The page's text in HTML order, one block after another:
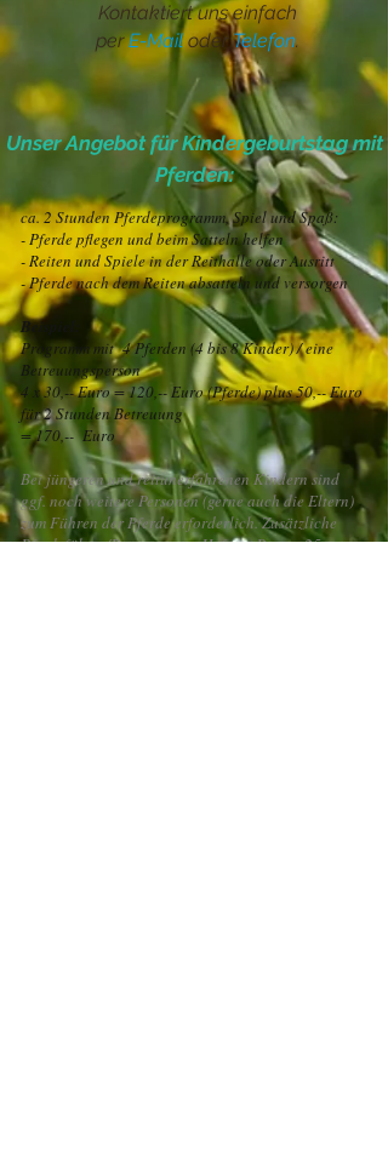
Kontaktiert uns einfach
perE-MailoderTelefon.
Unser Angebot für Kindergeburtstag mit
Pferden:
ca. 2 Stunden Pferdeprogramm, Spiel und Spaß:
- Pferde pflegen und beim Satteln helfen
- Reiten und Spiele in der Reithalle oder Ausritt
- Pferde nach dem Reiten absatteln und versorgen
Beispiel:
Programm mit 4 Pferden (4 bis 8 Kinder) / eine
Betreuungsperson
4 x 30,-- Euro = 120,-- Euro (Pferde) plus 50,-- Euro
für 2 Stunden Betreuung
= 170,-- Euro
Bei jüngeren und reitunerfahrenen Kindern sind
ggf. noch weitere Personen (gerne auch die Eltern)
zum Führen der Pferde erforderlich. Zusätzliche
Pferdeführer/Betreuer vom Hof pro Person 25,--